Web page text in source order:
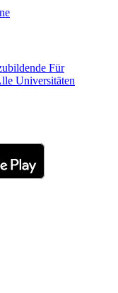
Für
Universitäten